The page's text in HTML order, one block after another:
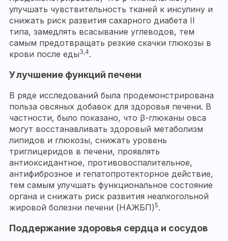
улучшать чувствительность тканей к инсулину и
снижать риск развития сахарного диабета II
типа, замедлять всасывание углеводов, тем
самым предотвращать резкие скачки глюкозы в
крови после еды3,4.
Улучшение функций печени
В ряде исследований была продемонстрирована
польза овсяных добавок для здоровья печени. В
частности, было показано, что β-глюканы овса
могут восстанавливать здоровый метаболизм
липидов и глюкозы, снижать уровень
триглицеридов в печени, проявлять
антиоксидантное, противовоспалительное,
антифиброзное и гепатопротекторное действие,
тем самым улучшать функциональное состояние
органа и снижать риск развития неалкогольной
жировой болезни печени (НАЖБП)5.
Поддержание здоровья сердца и сосудов